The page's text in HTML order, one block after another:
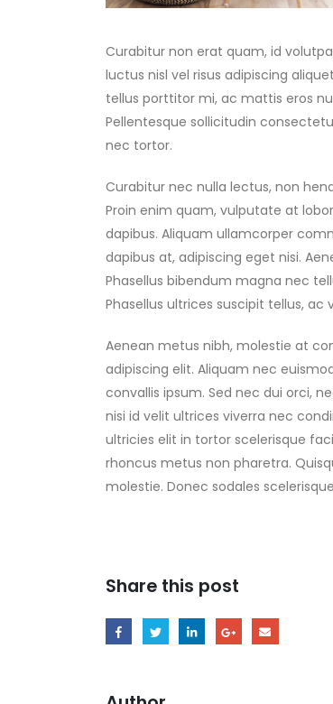
Curabitur non erat quam, id
luctus nisl vel risus adipiscing
tellus porttitor mi, ac mattis eros
Pellentesque sollicitudin
nec tortor.
Curabitur nec nulla lectus, non
Proin enim quam, vulputate at
dapibus. Aliquam ullamcorper
dapibus at, adipiscing eget nisi.
Phasellus bibendum magna nec
Phasellus ultrices suscipit tellus,
Aenean metus nibh, molestie at
adipiscing elit. Aliquam nec
convallis ipsum. Sed nec dui orci,
nisi id velit ultrices viverra nec
ultricies elit in tortor scelerisque
rhoncus metus non pharetra.
molestie. Donec sodales
Share this post